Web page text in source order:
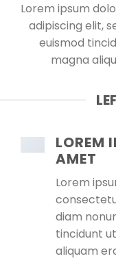
Lorem ipsum
adipiscing elit,
euismod
magna
LOREM
AMET
Lorem
diam
tincidunt
aliquam